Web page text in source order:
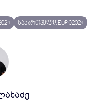
საქართველოEURO2024